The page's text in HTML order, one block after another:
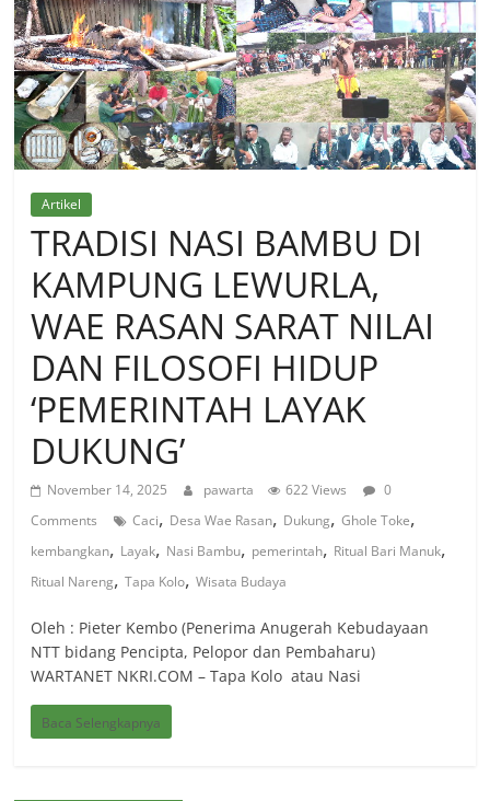
Artikel
TRADISI NASI BAMBU DI
KAMPUNG LEWURLA,
WAE RASAN SARAT NILAI
DAN FILOSOFI HIDUP
‘PEMERINTAH LAYAK
DUKUNG’
November 14, 2025 pawarta 622 Views
0
Comments
Caci, Desa Wae Rasan, Dukung,Ghole Toke,
kembangkan, Layak, Nasi Bambu, pemerintah, Ritual Bari Manuk,
Ritual Nareng,Tapa Kolo,Wisata Budaya
Oleh : Pieter Kembo (Penerima Anugerah Kebudayaan
NTT bidang Pencipta, Pelopor dan Pembaharu)
WARTANET NKRI.COM – Tapa Kolo atau Nasi
Baca Selengkapnya